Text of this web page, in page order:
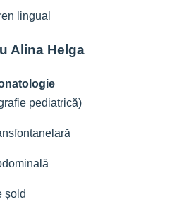
lingual
Alina Helga
pediatrică)
șold